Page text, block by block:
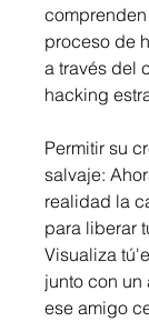
proceso de
a través del
hacking
Permitir su
salvaje:
realidad la
para liberar
Visualiza
junto con un
ese amigo